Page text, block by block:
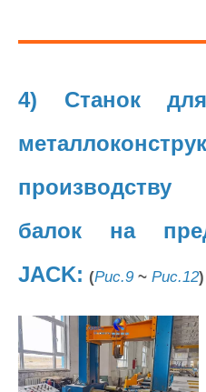
4) Станок для
балок на
JACK: (Рис.9 ~ Рис.12)